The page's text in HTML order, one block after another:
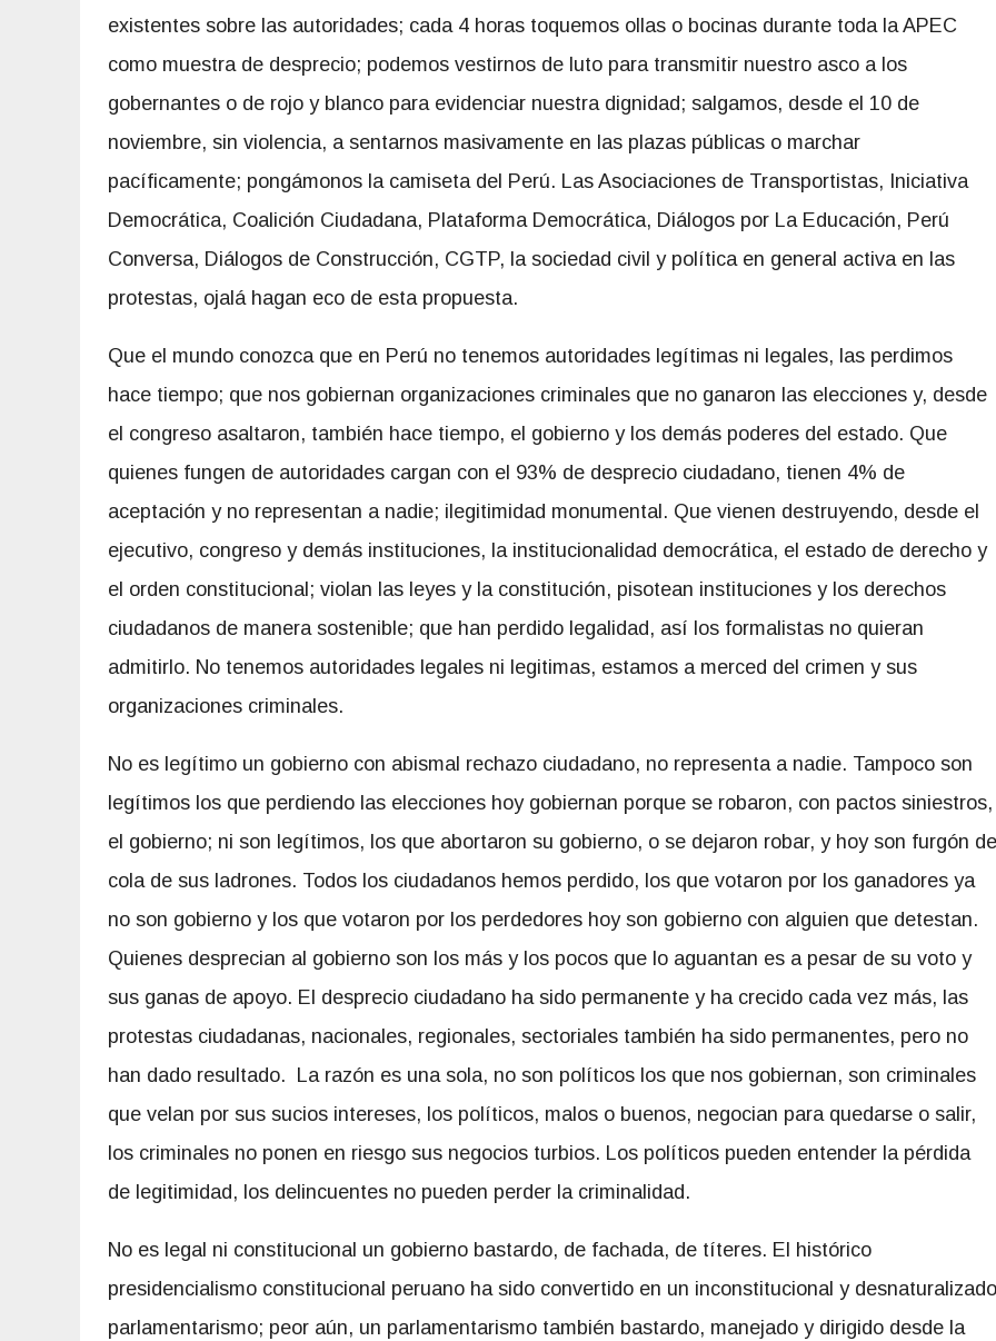
existentes sobre las autoridades; cada 4 horas toquemos ollas o bocinas durante toda la APEC
como muestra de desprecio; podemos vestirnos de luto para transmitir nuestro asco a los
gobernantes o de rojo y blanco para evidenciar nuestra dignidad; salgamos, desde el 10 de
noviembre, sin violencia, a sentarnos masivamente en las plazas públicas o marchar
pacíficamente; pongámonos la camiseta del Perú. Las Asociaciones de Transportistas, Iniciativa
Democrática, Coalición Ciudadana, Plataforma Democrática, Diálogos por La Educación, Perú
Conversa, Diálogos de Construcción, CGTP, la sociedad civil y política en general activa en las
protestas, ojalá hagan eco de esta propuesta.
Que el mundo conozca que en Perú no tenemos autoridades legítimas ni legales, las perdimos
hace tiempo; que nos gobiernan organizaciones criminales que no ganaron las elecciones y, desde
el congreso asaltaron, también hace tiempo, el gobierno y los demás poderes del estado. Que
quienes fungen de autoridades cargan con el 93% de desprecio ciudadano, tienen 4% de
aceptación y no representan a nadie; ilegitimidad monumental. Que vienen destruyendo, desde el
ejecutivo, congreso y demás instituciones, la institucionalidad democrática, el estado de derecho y
el orden constitucional; violan las leyes y la constitución, pisotean instituciones y los derechos
ciudadanos de manera sostenible; que han perdido legalidad, así los formalistas no quieran
admitirlo. No tenemos autoridades legales ni legitimas, estamos a merced del crimen y sus
organizaciones criminales.
No es legítimo un gobierno con abismal rechazo ciudadano, no representa a nadie. Tampoco son
legítimos los que perdiendo las elecciones hoy gobiernan porque se robaron, con pactos siniestros,
el gobierno; ni son legítimos, los que abortaron su gobierno, o se dejaron robar, y hoy son furgón de
cola de sus ladrones. Todos los ciudadanos hemos perdido, los que votaron por los ganadores ya
no son gobierno y los que votaron por los perdedores hoy son gobierno con alguien que detestan.
Quienes desprecian al gobierno son los más y los pocos que lo aguantan es a pesar de su voto y
sus ganas de apoyo. El desprecio ciudadano ha sido permanente y ha crecido cada vez más, las
protestas ciudadanas, nacionales, regionales, sectoriales también ha sido permanentes, pero no
han dado resultado. La razón es una sola, no son políticos los que nos gobiernan, son criminales
que velan por sus sucios intereses, los políticos, malos o buenos, negocian para quedarse o salir,
los criminales no ponen en riesgo sus negocios turbios. Los políticos pueden entender la pérdida
de legitimidad, los delincuentes no pueden perder la criminalidad.
No es legal ni constitucional un gobierno bastardo, de fachada, de títeres. El histórico
presidencialismo constitucional peruano ha sido convertido en un inconstitucional y desnaturalizado
parlamentarismo; peor aún, un parlamentarismo también bastardo, manejado y dirigido desde la